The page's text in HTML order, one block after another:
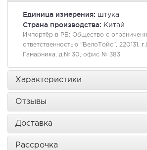
Единица измерения: штука
Страна производства: Китай
Импортёр в РБ: Общество с
ответственностью "ВелоТойс", 220131,
Гамарника, д.№ 30, офис № 383
Характеристики
Отзывы
Доставка
Рассрочка